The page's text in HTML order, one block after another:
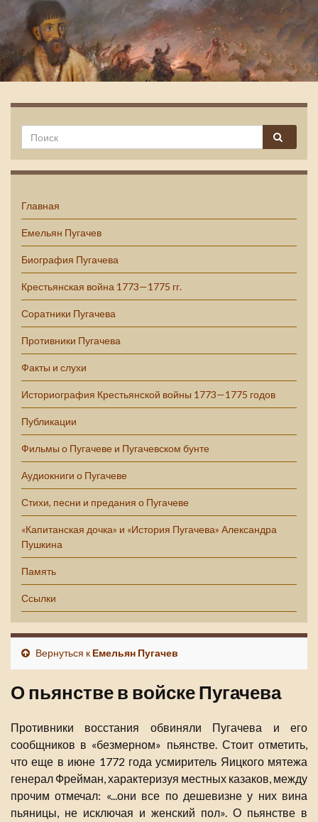
Емельян Пугачев
Главная
Емельян Пугачев
Биография Пугачева
Крестьянская война 1773—1775 гг.
Соратники Пугачева
Противники Пугачева
Факты и слухи
Историография Крестьянской войны 1773—1775 годов
Публикации
Фильмы о Пугачеве и Пугачевском бунте
Аудиокниги о Пугачеве
Стихи, песни и предания о Пугачеве
«Капитанская дочка» и «История Пугачева» Александра
Пушкина
Память
Ссылки
Вернуться к Емельян Пугачев
О пьянстве в войске Пугачева
Противники восстания обвиняли Пугачева и его
сообщников в «безмерном» пьянстве. Стоит отметить,
что еще в июне 1772 года усмиритель Яицкого мятежа
генерал Фрейман, характеризуя местных казаков, между
прочим отмечал: «...они все по дешевизне у них вина
пьяницы, не исключая и женский пол». О пьянстве в